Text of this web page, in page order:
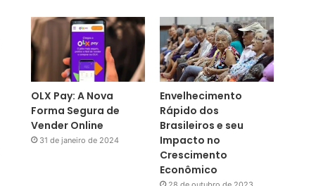
OLX Pay: A Nova
Forma Segura de
Vender Online
31 de janeiro de 2024
Envelhecimento
Rápido dos
Brasileiros e seu
Impacto no
Crescimento
Econômico